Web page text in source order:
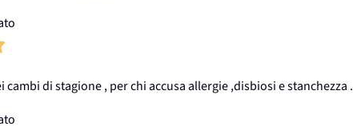
di stagione , per chi accusa allergie ,disbiosi e stanchezza .